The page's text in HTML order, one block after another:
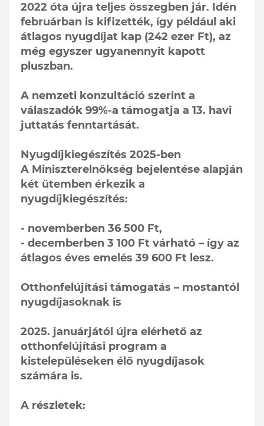
2022 óta újra teljes összegben jár. Idén
februárban is kifizették, így például aki
átlagos nyugdíjat kap (242 ezer Ft), az
még egyszer ugyanennyit kapott
pluszban.
A nemzeti konzultáció szerint a
válaszadók 99%-a támogatja a 13. havi
juttatás fenntartását.
Nyugdíjkiegészítés 2025-ben
A Miniszterelnökség bejelentése alapján
két ütemben érkezik a
nyugdíjkiegészítés:
- novemberben 36 500 Ft,
- decemberben 3 100 Ft várható – így az
átlagos éves emelés 39 600 Ft lesz.
Otthonfelújítási támogatás – mostantól
nyugdíjasoknak is
2025. januárjától újra elérhető az
otthonfelújítási program a
kistelepüléseken élő nyugdíjasok
számára is.
A részletek: